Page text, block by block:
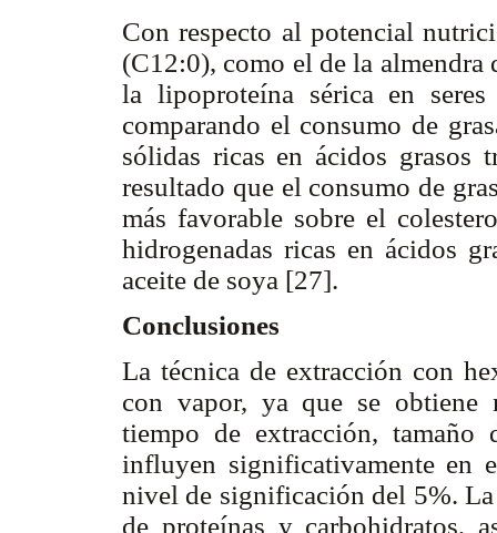
Con respecto al potencial
(C12:0), como el de la almendra
la lipoproteína sérica en
comparando el consumo de
sólidas ricas en ácidos grasos
resultado que el consumo de
más favorable sobre el
hidrogenadas ricas en ácidos
aceite de soya [27].
Conclusiones
La técnica de extracción con
con vapor, ya que se obtiene
tiempo de extracción,
influyen significativamente en
nivel de significación del 5%. La
de proteínas y carbohidratos,